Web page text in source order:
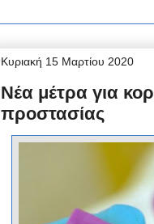
Κυριακή 15 Μαρτίου 2020
Νέα μέτρα για
προστασίας